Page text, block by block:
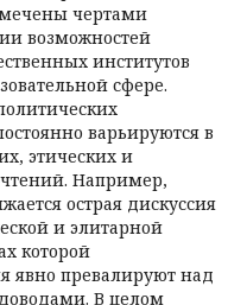
чертами
возможностей
институтов
сфере.
варьируются в
этических и
Например,
острая дискуссия
и элитарной
которой
явно превалируют над
В целом